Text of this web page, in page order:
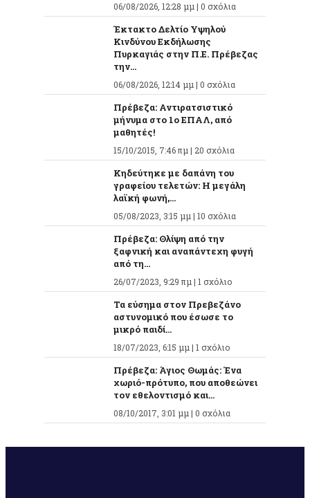
06/08/2026, 12:28 μμ | 0 σχόλια
Έκτακτο Δελτίο Υψηλού
Κινδύνου Εκδήλωσης
Πυρκαγιάς στην Π.Ε. Πρέβεζας
την...
06/08/2026, 12:14 μμ | 0 σχόλια
Πρέβεζα: Αντιρατσιστικό
μήνυμα στο 1ο ΕΠΑΛ, από
μαθητές!
15/10/2015, 7:46 πμ | 20 σχόλια
Κηδεύτηκε με δαπάνη του
γραφείου τελετών: Η μεγάλη
λαϊκή φωνή,...
05/08/2023, 3:15 μμ | 10 σχόλια
Πρέβεζα: Θλίψη από την
ξαφνική και αναπάντεχη φυγή
από τη...
26/07/2023, 9:29 πμ | 1 σχόλιο
Τα εύσημα στον Πρεβεζάνο
αστυνομικό που έσωσε το
μικρό παιδί...
18/07/2023, 6:15 μμ | 1 σχόλιο
Πρέβεζα: Άγιος Θωμάς: Ένα
χωριό-πρότυπο, που αποθεώνει
τον εθελοντισμό και...
08/10/2017, 3:01 μμ | 0 σχόλια